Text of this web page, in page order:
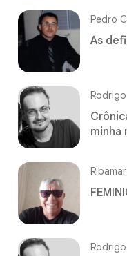
Pedro
As
minha